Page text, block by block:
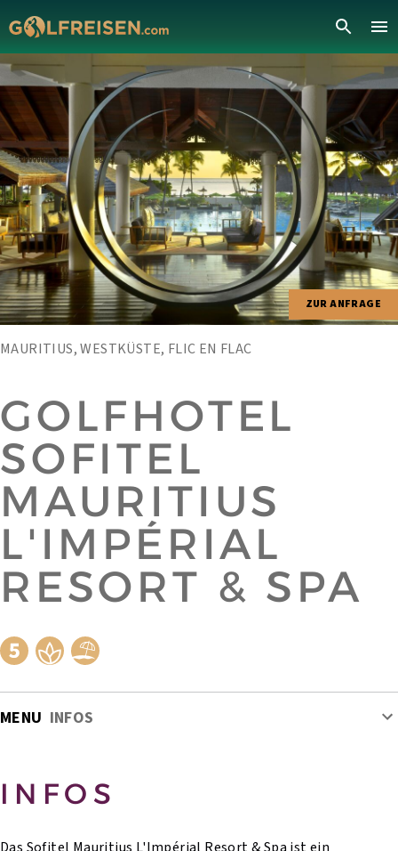
ZUR ANFRAGE
MAURITIUS, WESTKÜSTE, FLIC EN FLAC
GOLFHOTEL
SOFITEL
MAURITIUS
L'IMPÉRIAL
RESORT & SPA
MENU INFOS
INFOS